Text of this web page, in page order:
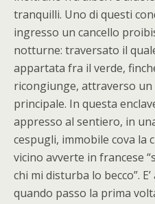
tranquilli. Uno di questi
ingresso un cancello
notturne: traversato il
appartata fra il verde,
ricongiunge, attraverso un
principale. In questa
appresso al sentiero, in
cespugli, immobile cova la
vicino avverte in francese
chi mi disturba lo becco”.
quando passo la prima